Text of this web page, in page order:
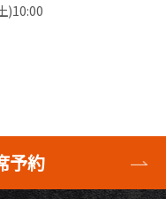
)10:00
予約